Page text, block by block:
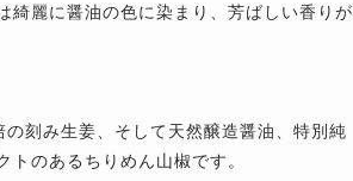
綺麗に醤油の色に染まり、芳ばしい香りが
刻み生姜、そして天然醸造醤油、特別純
のあるちりめん山椒です。